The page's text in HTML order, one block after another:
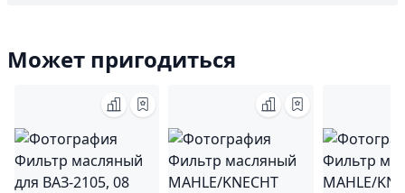
Может пригодиться